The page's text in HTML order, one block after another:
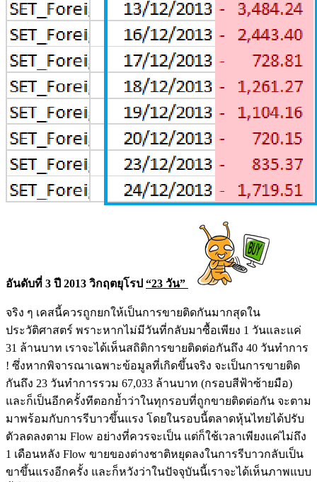
อันดับที่ 3 ปี 2013 วิกฤตยุโรป “23 วัน”
จริง ๆ เคสนี้ควรถูกยกให้เป็นการขายติดกันมากสุดใน
ประวัติศาสตร์ พราะหากไม่มีวันที่กลับมาซื้อเพียง 1 วันและแค่
31 ล้านบาท เราจะได้เห็นสถิติการขายติดต่อกันถึง 40 วันทำการ
! ซึ่งหากพิจารณาเฉพาะข้อมูลที่เกิดขึ้นจริง จะเป็นการขายติด
กันถึง 23 วันทำการรวม 67,033 ล้านบาท (กรอบสีฟ้าซ้ายมือ)
และก็เป็นอีกครั้งทีตอกย้ำว่าในทุกรอบที่ถูกขายติดต่อกัน จะตาม
มาพร้อมกับการรีบาวขึ้นแรง โดยในรอบนี้ตลาดหุ้นไทยได้ปรับ
ตัวลดลงตาม Flow อย่างที่ควรจะเป็น แต่ก็ใช้เวลาเพียงแค่ไม่ถึง
1 เดือนหลัง Flow ขายของต่างชาติหยุดลงในการรีบาวกลับเป็น
ขาขึ้นแรงอีกครั้ง และก็หวังว่าในปัจจุบันนี้เราจะได้เห็นภาพแบบ